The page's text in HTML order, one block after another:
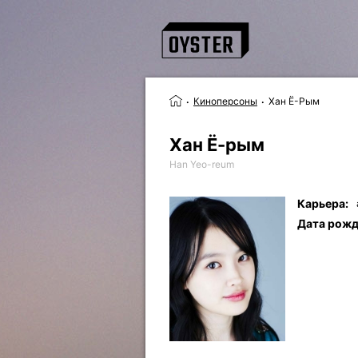
Киноперсоны Хан Ё-Рым
Хан Ё-рым
Han Yeo-reum
Карьера:
Дата